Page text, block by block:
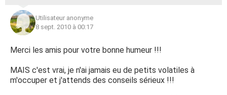
Utilisateur anonyme
8 sept. 2010 à 00:17
Merci les amis pour votre bonne humeur !!!
MAIS c'est vrai, je n'ai jamais eu de petits volatiles à
m'occuper et j'attends des conseils sérieux !!!